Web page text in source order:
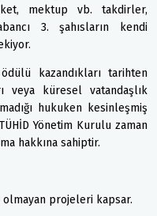
mektup vb. takdirler,
3. şahısların kendi
kazandıkları tarihten
veya küresel vatandaşlık
hukuken kesinleşmiş
Yönetim Kurulu zaman
hakkına sahiptir.
projeleri kapsar.